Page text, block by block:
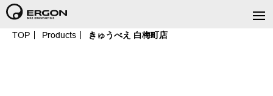
TOP Products きゅうべえ 白梅町店